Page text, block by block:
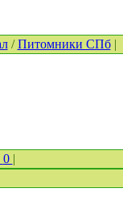
/Питомники СПб|
0 |